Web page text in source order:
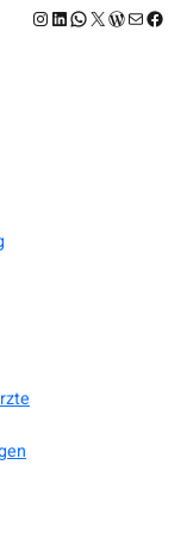
Instagram
LinkedIn
WhatsApp
X E-Mail